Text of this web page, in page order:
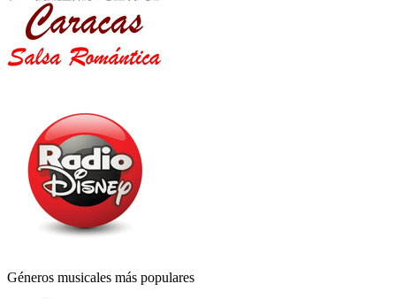
Géneros musicales más populares